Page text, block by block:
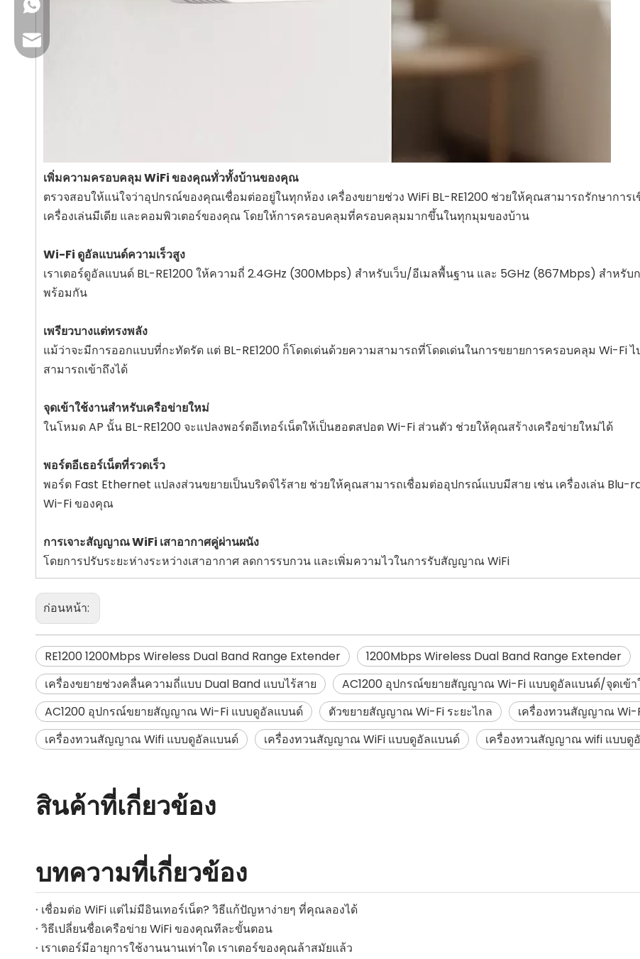
เพิ่มความครอบคลุม WiFi ของคุณทั่วทั้งบ้านของคุณ
ตรวจสอบให้แน่ใจว่าอุปกรณ์ของคุณเชื่อมต่ออยู่ในทุกห้อง เครื่องขยายช่วง WiFi BL-RE1200 ช่วยให้คุณสามารถรักษาการ
เครื่องเล่นมีเดีย และคอมพิวเตอร์ของคุณ โดยให้การครอบคลุมที่ครอบคลุมมากขึ้นในทุกมุมของบ้าน
Wi-Fi ดูอัลแบนด์ความเร็วสูง
เราเตอร์ดูอัลแบนด์ BL-RE1200 ให้ความถี่ 2.4GHz (300Mbps) สำหรับเว็บ/อีเมลพื้นฐาน และ 5GHz (867Mbps) สำหรั
พร้อมกัน
เพรียวบางแต่ทรงพลัง
แม้ว่าจะมีการออกแบบที่กะทัดรัด แต่ BL-RE1200 ก็โดดเด่นด้วยความสามารถที่โดดเด่นในการขยายการครอบคลุม Wi-
สามารถเข้าถึงได้
จุดเข้าใช้งานสำหรับเครือข่ายใหม่
ในโหมด AP นั้น BL-RE1200 จะแปลงพอร์ตอีเทอร์เน็ตให้เป็นฮอตสปอต Wi-Fi ส่วนตัว ช่วยให้คุณสร้างเครือข่ายใหม่ได้
พอร์ตอีเธอร์เน็ตที่รวดเร็ว
พอร์ต Fast Ethernet แปลงส่วนขยายเป็นบริดจ์ไร้สาย ช่วยให้คุณสามารถเชื่อมต่ออุปกรณ์แบบมีสาย เช่น เครื่องเล่น Blu-
Wi-Fi ของคุณ
การเจาะสัญญาณ WiFi เสาอากาศคู่ผ่านผนัง
โดยการปรับระยะห่างระหว่างเสาอากาศ ลดการรบกวน และเพิ่มความไวในการรับสัญญาณ WiFi
ก่อนหน้า:
RE1200 1200Mbps Wireless Dual Band Range Extender
1200Mbps Wireless Dual Band Range Extender
เครื่องขยายช่วงคลื่นความถี่แบบ Dual Band แบบไร้สาย
AC1200 อุปกรณ์ขยายสัญญาณ Wi-Fi แบบดูอัลแบนด์/จุดเข้า
AC1200 อุปกรณ์ขยายสัญญาณ Wi-Fi แบบดูอัลแบนด์
ตัวขยายสัญญาณ Wi-Fi ระยะไกล
เครื่องทวนสัญญาณ Wi-
เครื่องทวนสัญญาณ Wifi แบบดูอัลแบนด์
เครื่องทวนสัญญาณ WiFi แบบดูอัลแบนด์ เครื่องทวนสัญญาณ wifi แบบดู
สินค้าที่เกี่ยวข้อง
บทความที่เกี่ยวข้อง
เชื่อมต่อ WiFi แต่ไม่มีอินเทอร์เน็ต? วิธีแก้ปัญหาง่ายๆ ที่คุณลองได้
วิธีเปลี่ยนชื่อเครือข่าย WiFi ของคุณทีละขั้นตอน
เราเตอร์มีอายุการใช้งานนานเท่าใด เราเตอร์ของคุณล้าสมัยแล้ว